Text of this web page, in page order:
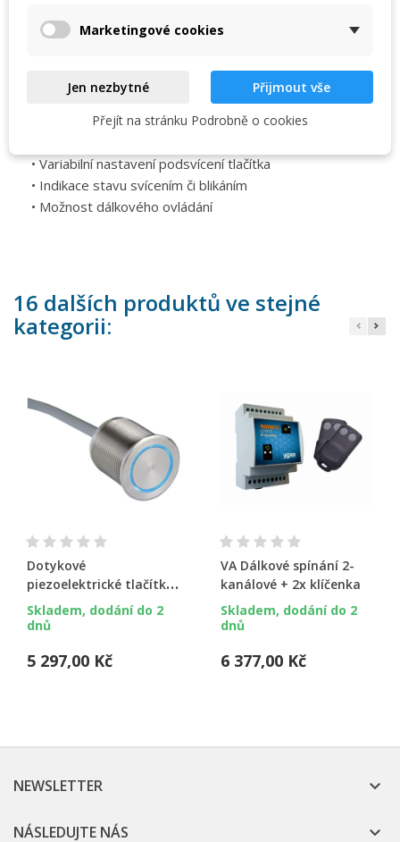
s možností nastavení automatického vypnutí za 5-35
minut
Pro Piezo 1 -- pouze jeden krok 30 minut.
• Variabilní nastavení podsvícení tlačítka
• Indikace stavu svícením či blikáním
• Možnost dálkového ovládání
16 dalších produktů ve stejné
kategorii:
Dotykové
piezoelektrické tlačítko
RGB - 15m
Skladem, dodání do 2
dnů
5 297,00 Kč
VA Dálkové spínání 2-
kanálové + 2x klíčenka
Skladem, dodání do 2
dnů
6 377,00 Kč
NEWSLETTER 
NÁSLEDUJTE NÁS 
Zrušit Vytvořit seznam přání
Marketingové cookies
Jen nezbytné
Přijmout vše
Přejít na stránku Podrobně o cookies